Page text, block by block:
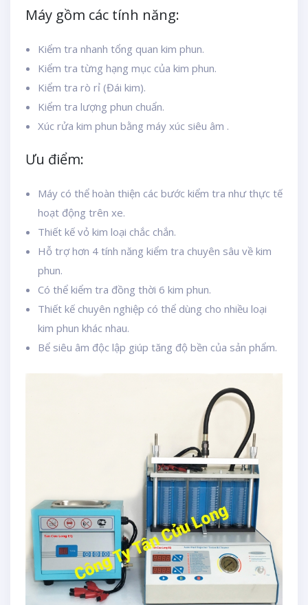
Máy gồm các tính năng:
Kiểm tra nhanh tổng quan kim phun.
Kiểm tra từng hạng mục của kim phun.
Kiểm tra rò rỉ (Đái kim).
Kiểm tra lượng phun chuẩn.
Xúc rửa kim phun bằng máy xúc siêu âm .
Ưu điểm:
Máy có thể hoàn thiện các bước kiểm tra như thực tế
hoạt động trên xe.
Thiết kế vỏ kim loại chắc chắn.
Hỗ trợ hơn 4 tính năng kiểm tra chuyên sâu về kim
phun.
Có thể kiểm tra đồng thời 6 kim phun.
Thiết kế chuyên nghiệp có thể dùng cho nhiều loại
kim phun khác nhau.
Bể siêu âm độc lập giúp tăng độ bền của sản phẩm.